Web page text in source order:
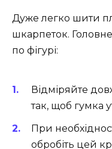
Дуже легко шити
шкарпеток.
по фігурі:
Відміряйте
так, щоб гумка
При
обробіть цей